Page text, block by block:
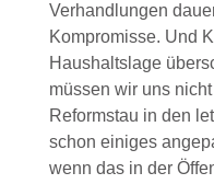
Verhandlungen
Kompromisse. Und
Haushaltslage
müssen wir uns
Reformstau in den
schon einiges
wenn das in der